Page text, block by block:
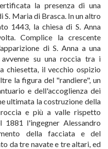
la presenza di una
S. Maria di Brasca. In un altro
1443, la chiesa di S. Anna
Complice la crescente
di S. Anna a una
avvenne su una roccia tra i
chiesetta, il vecchio ospizio
la figura del "randiere", un
e dell'accoglienza dei
ultimata la costruzione della
e più a valle rispetto
1881 l'ingegner Alessandro
della facciata e del
da tre navate e tre altari, ed